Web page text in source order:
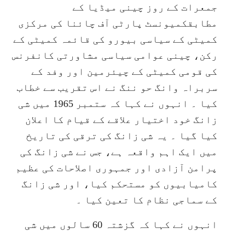
جمعرات کے روز چینی میڈیا کے
مطابقکمیونسٹ پارٹی آف چائنا کی مرکزی
کمیٹی کے سیاسی بیورو کی قائمہ کمیٹی کے
رکن، چینی عوامی سیاسی مشاورتی کانفرنس
کی قومی کمیٹی کے چیئرمین اور وفد کے
سربراہ وانگ حو ننگ نے اس تقریب سے خطاب
کیا ۔ انہوں نے کہا کہ ستمبر 1965 میں شی
زانگ خود اختیار علاقے کے قیام کا اعلان
کیا گیا ۔ یہ شی زانگ کی ترقی کی تاریخ
میں ایک اہم واقعہ ہے، جس نے شی زانگ کی
پرامن آزادی اور جمہوری اصلاحات کی عظیم
کامیابیوں کو مستحکم کیا، اور شی زانگ
کے سماجی نظام کا تعین کیا ۔
انہوں نے کہا کہ گزشتہ 60 سالوں میں شی